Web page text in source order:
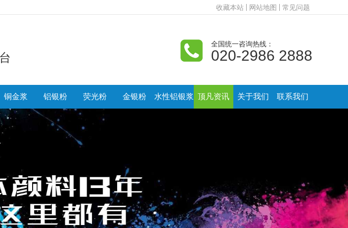
收藏本站 网站地图 常见问题
全国统一咨询热线：
020-2986 2888
铜金浆 铝银粉 荧光粉 金银粉 水性铝银浆 顶凡资讯 关于我们 联系我们